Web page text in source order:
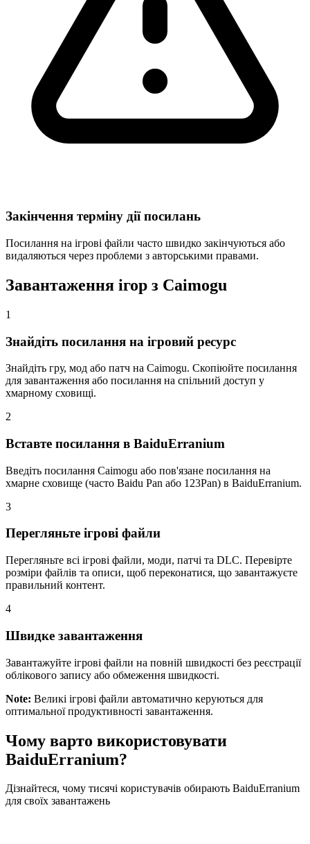
Закінчення терміну дії посилань
Посилання на ігрові файли часто швидко закінчуються або
видаляються через проблеми з авторськими правами.
Завантаження ігор з Caimogu
1
Знайдіть посилання на ігровий ресурс
Знайдіть гру, мод або патч на Caimogu. Скопіюйте посилання
для завантаження або посилання на спільний доступ у
хмарному сховищі.
2
Вставте посилання в BaiduErranium
Введіть посилання Caimogu або пов'язане посилання на
хмарне сховище (часто Baidu Pan або 123Pan) в BaiduErranium.
3
Перегляньте ігрові файли
Перегляньте всі ігрові файли, моди, патчі та DLC. Перевірте
розміри файлів та описи, щоб переконатися, що завантажуєте
правильний контент.
4
Швидке завантаження
Завантажуйте ігрові файли на повній швидкості без реєстрації
облікового запису або обмеження швидкості.
Note: Великі ігрові файли автоматично керуються для
оптимальної продуктивності завантаження.
Чому варто використовувати
BaiduErranium?
Дізнайтеся, чому тисячі користувачів обирають BaiduErranium
для своїх завантажень